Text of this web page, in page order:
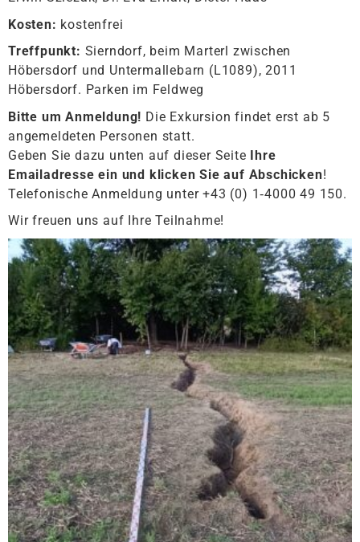
Kosten: kostenfrei
Treffpunkt: Sierndorf, beim Marterl zwischen
Höbersdorf und Untermallebarn (L1089), 2011
Höbersdorf. Parken im Feldweg
Bitte um Anmeldung! Die Exkursion findet erst ab 5
angemeldeten Personen statt.
Geben Sie dazu unten auf dieser Seite Ihre
Emailadresse ein und klicken Sie auf Abschicken!
Telefonische Anmeldung unter +43 (0) 1‑4000 49 150.
Wir freuen uns auf Ihre Teilnahme!